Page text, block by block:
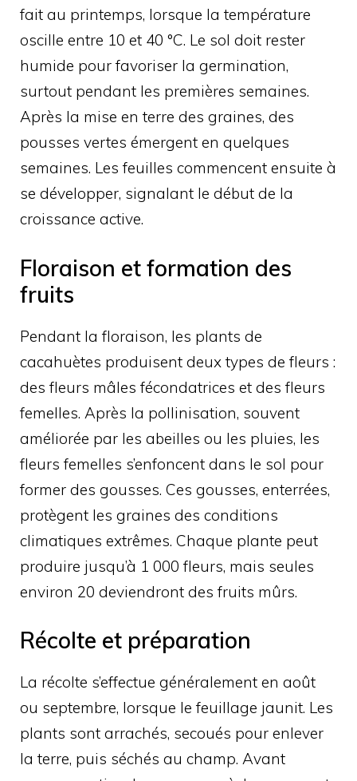
fait au printemps, lorsque la température
oscille entre 10 et 40 °C. Le sol doit rester
humide pour favoriser la germination,
surtout pendant les premières semaines.
Après la mise en terre des graines, des
pousses vertes émergent en quelques
semaines. Les feuilles commencent ensuite à
se développer, signalant le début de la
croissance active.
Floraison et formation des
fruits
Pendant la floraison, les plants de
cacahuètes produisent deux types de fleurs :
des fleurs mâles fécondatrices et des fleurs
femelles. Après la pollinisation, souvent
améliorée par les abeilles ou les pluies, les
fleurs femelles s’enfoncent dans le sol pour
former des gousses. Ces gousses, enterrées,
protègent les graines des conditions
climatiques extrêmes. Chaque plante peut
produire jusqu’à 1 000 fleurs, mais seules
environ 20 deviendront des fruits mûrs.
Récolte et préparation
La récolte s’effectue généralement en août
ou septembre, lorsque le feuillage jaunit. Les
plants sont arrachés, secoués pour enlever
la terre, puis séchés au champ. Avant